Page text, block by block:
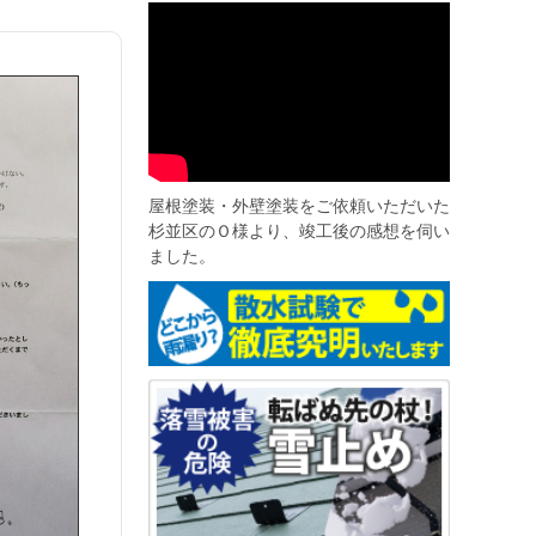
屋根塗装・外壁塗装をご依頼いただいた
杉並区のＯ様より、竣工後の感想を伺い
ました。